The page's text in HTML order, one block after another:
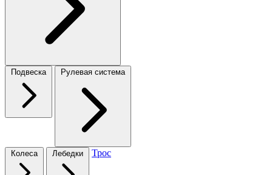
Подвеска Рулевая система
Колеса Лебедки Трос